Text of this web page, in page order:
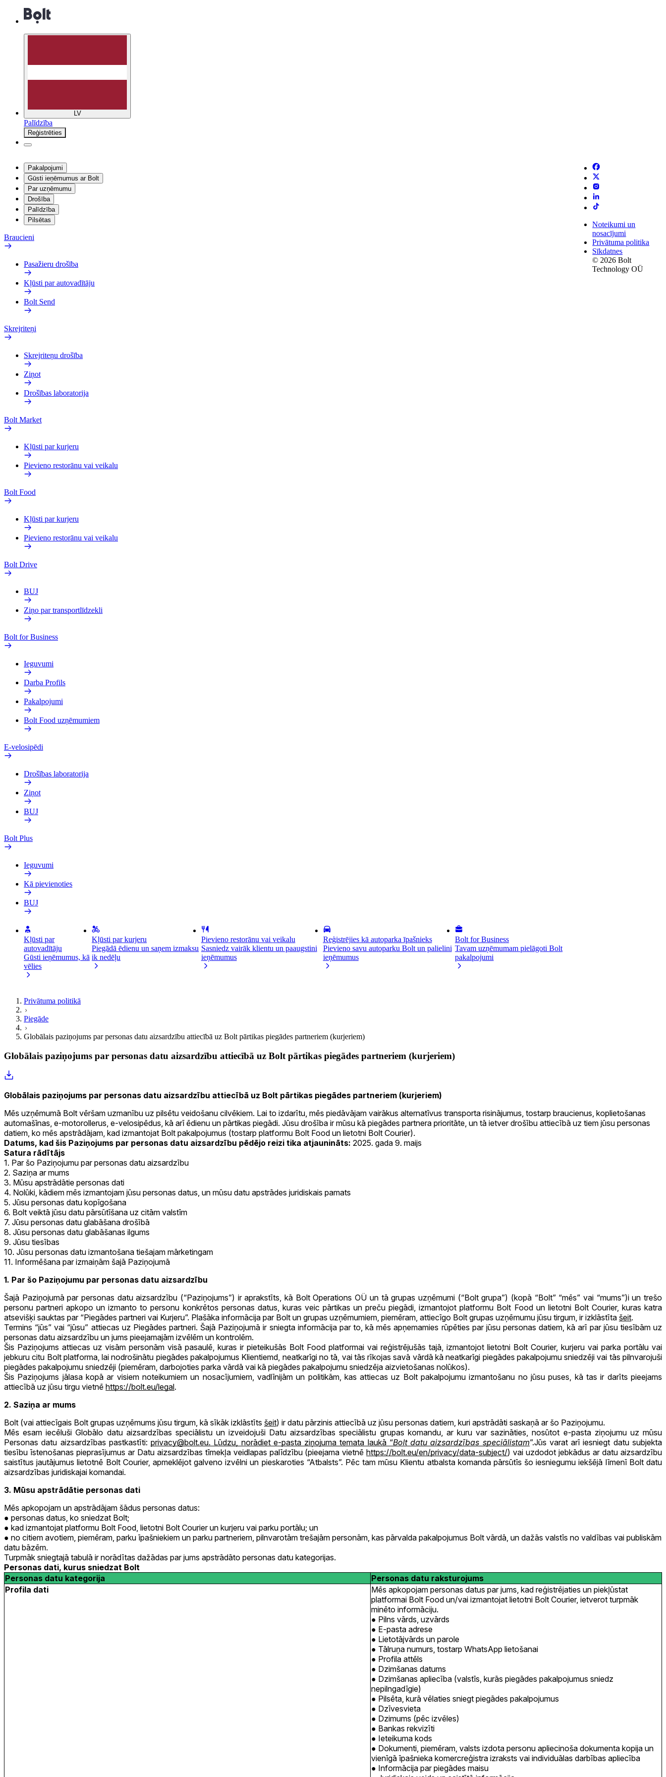
LV
Palīdzība
Reģistrēties
Pakalpojumi
Gūsti ieņēmumus ar Bolt
Par uzņēmumu
Drošība
Palīdzība
Pilsētas
Braucieni
Pasažieru drošība
Kļūsti par autovadītāju
Bolt Send
Skrejriteņi
Skrejriteņu drošība
Ziņot
Drošības laboratorija
Bolt Market
Kļūsti par kurjeru
Pievieno restorānu vai veikalu
Bolt Food
Kļūsti par kurjeru
Pievieno restorānu vai veikalu
Bolt Drive
BUJ
Ziņo par transportlīdzekli
Bolt for Business
Ieguvumi
Darba Profils
Pakalpojumi
Bolt Food uzņēmumiem
E-velosipēdi
Drošības laboratorija
Ziņot
BUJ
Bolt Plus
Ieguvumi
Kā pievienoties
BUJ
Kļūsti par
autovadītāju
Gūsti ieņēmumus, kā
vēlies
Kļūsti par kurjeru
Piegādā ēdienu un saņem izmaksu
ik nedēļu
Pievieno restorānu vai veikalu
Sasniedz vairāk klientu un paaugstini
ieņēmumus
Reģistrējies kā autoparka īpašnieks
Pievieno savu autoparku Bolt un palielini
ieņēmumus
Bolt for Business
Tavam uzņēmumam pielāgoti Bolt
pakalpojumi
Noteikumi un
nosacījumi
Privātuma politika
Sīkdatnes
© 2026 Bolt
Technology OÜ
Privātuma politikā
Piegāde
Globālais paziņojums par personas datu aizsardzību attiecībā uz Bolt pārtikas piegādes partneriem (kurjeriem)
Globālais paziņojums par personas datu aizsardzību attiecībā uz Bolt pārtikas piegādes partneriem (kurjeriem)
Globālais paziņojums par personas datu aizsardzību attiecībā uz Bolt pārtikas piegādes partneriem (kurjeriem)
Mēs uzņēmumā Bolt vēršam uzmanību uz pilsētu veidošanu cilvēkiem. Lai to izdarītu, mēs piedāvājam vairākus alternatīvus transporta risinājumus, tostarp braucienus, koplietošanas
automašīnas, e-motorollerus, e-velosipēdus, kā arī ēdienu un pārtikas piegādi. Jūsu drošība ir mūsu kā piegādes partnera prioritāte, un tā ietver drošību attiecībā uz tiem jūsu personas
datiem, ko mēs apstrādājam, kad izmantojat Bolt pakalpojumus (tostarp platformu Bolt Food un lietotni Bolt Courier).
Datums, kad šis Paziņojums par personas datu aizsardzību pēdējo reizi tika atjaunināts: 2025. gada 9. maijs
Satura rādītājs
1. Par šo Paziņojumu par personas datu aizsardzību
2. Saziņa ar mums
3. Mūsu apstrādātie personas dati
4. Nolūki, kādiem mēs izmantojam jūsu personas datus, un mūsu datu apstrādes juridiskais pamats
5. Jūsu personas datu kopīgošana
6. Bolt veiktā jūsu datu pārsūtīšana uz citām valstīm
7. Jūsu personas datu glabāšana drošībā
8. Jūsu personas datu glabāšanas ilgums
9. Jūsu tiesības
10. Jūsu personas datu izmantošana tiešajam mārketingam
11. Informēšana par izmaiņām šajā Paziņojumā
1. Par šo Paziņojumu par personas datu aizsardzību
Šajā Paziņojumā par personas datu aizsardzību (“Paziņojums”) ir aprakstīts, kā Bolt Operations OÜ un tā grupas uzņēmumi (“Bolt grupa”) (kopā “Bolt” “mēs” vai “mums”)i un trešo
personu partneri apkopo un izmanto to personu konkrētos personas datus, kuras veic pārtikas un preču piegādi, izmantojot platformu Bolt Food un lietotni Bolt Courier, kuras katra
atsevišķi sauktas par “Piegādes partneri vai Kurjeru”. Plašāka informācija par Bolt un grupas uzņēmumiem, piemēram, attiecīgo Bolt grupas uzņēmumu jūsu tirgum, ir izklāstīta šeit.
Termins “jūs” vai “jūsu” attiecas uz Piegādes partneri. Šajā Paziņojumā ir sniegta informācija par to, kā mēs apņemamies rūpēties par jūsu personas datiem, kā arī par jūsu tiesībām uz
personas datu aizsardzību un jums pieejamajām izvēlēm un kontrolēm.
Šis Paziņojums attiecas uz visām personām visā pasaulē, kuras ir pieteikušās Bolt Food platformai vai reģistrējušās tajā, izmantojot lietotni Bolt Courier, kurjeru vai parka portālu vai
jebkuru citu Bolt platforma, lai nodrošinātu piegādes pakalpojumus Klientiemd, neatkarīgi no tā, vai tās rīkojas savā vārdā kā neatkarīgi piegādes pakalpojumu sniedzēji vai tās pilnvarojuši
piegādes pakalpojumu sniedzēji (piemēram, darbojoties parka vārdā vai kā piegādes pakalpojumu sniedzēja aizvietošanas nolūkos).
Šis Paziņojums jālasa kopā ar visiem noteikumiem un nosacījumiem, vadlīnijām un politikām, kas attiecas uz Bolt pakalpojumu izmantošanu no jūsu puses, kā tas ir darīts pieejams
attiecībā uz jūsu tirgu vietnē https://bolt.eu/legal.
2. Saziņa ar mums
Bolt (vai attiecīgais Bolt grupas uzņēmums jūsu tirgum, kā sīkāk izklāstīts šeit) ir datu pārzinis attiecībā uz jūsu personas datiem, kuri apstrādāti saskaņā ar šo Paziņojumu.
Mēs esam iecēluši Globālo datu aizsardzības speciālistu un izveidojuši Datu aizsardzības speciālistu grupas komandu, ar kuru var sazināties, nosūtot e-pasta ziņojumu uz mūsu
Personas datu aizsardzības pastkastīti:privacy@bolt.eu. Lūdzu, norādiet e-pasta ziņojuma temata laukā “Bolt datu aizsardzības speciālistam”.Jūs varat arī iesniegt datu subjekta
tiesību īstenošanas pieprasījumus ar Datu aizsardzības tīmekļa veidlapas palīdzību (pieejama vietnēhttps://bolt.eu/en/privacy/data-subject/) vai uzdodot jebkādus ar datu aizsardzību
saistītus jautājumus lietotnē Bolt Courier, apmeklējot galveno izvēlni un pieskaroties “Atbalsts”. Pēc tam mūsu Klientu atbalsta komanda pārsūtīs šo iesniegumu iekšējā līmenī Bolt datu
aizsardzības juridiskajai komandai.
3. Mūsu apstrādātie personas dati
Mēs apkopojam un apstrādājam šādus personas datus:
personas datus, ko sniedzat Bolt;
kad izmantojat platformu Bolt Food, lietotni Bolt Courier un kurjeru vai parku portālu; un
no citiem avotiem, piemēram, parku īpašniekiem un parku partneriem, pilnvarotām trešajām personām, kas pārvalda pakalpojumus Bolt vārdā, un dažās valstīs no valdības vai publiskām
datu bāzēm.
Turpmāk sniegtajā tabulā ir norādītas dažādas par jums apstrādāto personas datu kategorijas.
Personas dati, kurus sniedzat Bolt
Personas datu kategorija
Personas datu raksturojums
Profila dati
Mēs apkopojam personas datus par jums, kad reģistrējaties un piekļūstat
platformai Bolt Food un/vai izmantojat lietotni Bolt Courier, ietverot turpmāk
minēto informāciju.
Pilns vārds, uzvārds
E-pasta adrese
Lietotājvārds un parole
Tālruņa numurs, tostarp WhatsApp lietošanai
Profila attēls
Dzimšanas datums
Dzimšanas apliecība (valstīs, kurās piegādes pakalpojumus sniedz
nepilngadīgie)
Pilsēta, kurā vēlaties sniegt piegādes pakalpojumus
Dzīvesvieta
Dzimums (pēc izvēles)
Bankas rekvizīti
Ieteikuma kods
Dokumenti, piemēram, valsts izdota personu apliecinoša dokumenta kopija un
vienīgā īpašnieka komercreģistra izraksts vai individuālas darbības apliecība
Informācija par piegādes maisu